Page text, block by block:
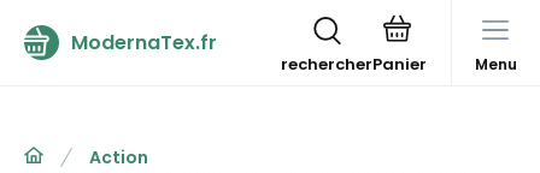
ModernaTex.fr
rechercher Menu
Action